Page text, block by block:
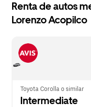
Renta de autos
Lorenzo Acopilco
Toyota Corolla o similar
Intermediate